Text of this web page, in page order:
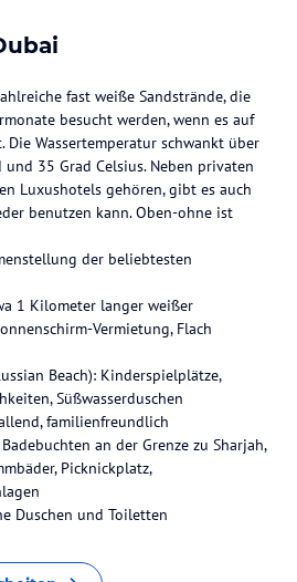
fast weiße Sandstrände, die
besucht werden, wenn es auf
Wassertemperatur schwankt über
und 35 Grad Celsius. Neben privaten
Luxushotels gehören, gibt es auch
benutzen kann. Oben-ohne ist
der beliebtesten
1 Kilometer langer weißer
Vermietung, Flach
Beach): Kinderspielplätze,
Süßwasserduschen
familienfreundlich
an der Grenze zu Sharjah,
Picknickplatz,
Duschen und Toiletten